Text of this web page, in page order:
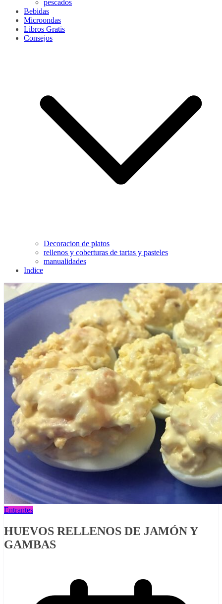
pescados
Bebidas
Microondas
Libros Gratis
Consejos
Decoracion de platos
rellenos y coberturas de tartas y pasteles
manualidades
Indice
Entrantes
HUEVOS RELLENOS DE JAMÓN Y
GAMBAS